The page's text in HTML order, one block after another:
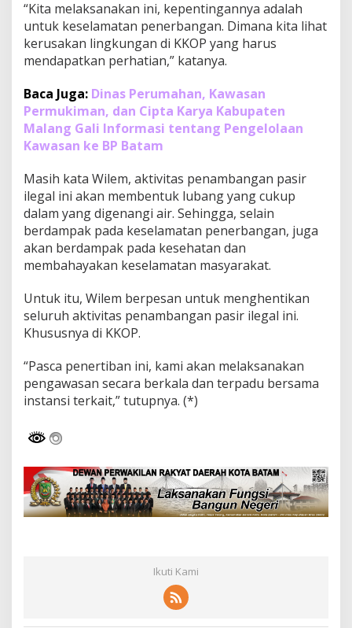
P
“Kita melaksanakan ini, kepentingannya adalah
untuk keselamatan penerbangan. Dimana kita lihat
kerusakan lingkungan di KKOP yang harus
mendapatkan perhatian,” katanya.
Baca Juga: Dinas Perumahan, Kawasan
Permukiman, dan Cipta Karya Kabupaten
Malang Gali Informasi tentang Pengelolaan
Kawasan ke BP Batam
Masih kata Wilem, aktivitas penambangan pasir
ilegal ini akan membentuk lubang yang cukup
dalam yang digenangi air. Sehingga, selain
berdampak pada keselamatan penerbangan, juga
akan berdampak pada kesehatan dan
membahayakan keselamatan masyarakat.
Untuk itu, Wilem berpesan untuk menghentikan
seluruh aktivitas penambangan pasir ilegal ini.
Khususnya di KKOP.
“Pasca penertiban ini, kami akan melaksanakan
pengawasan secara berkala dan terpadu bersama
instansi terkait,” tutupnya. (*)
Ikuti Kami